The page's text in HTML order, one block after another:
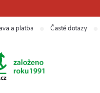
a platba Časté dotazy